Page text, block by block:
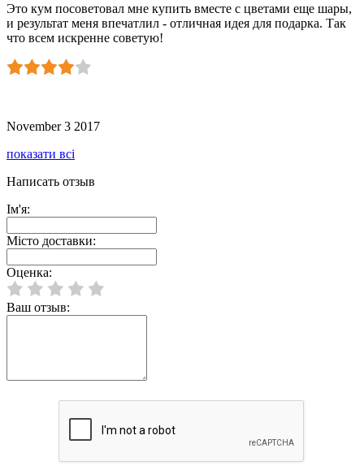
Это кум посоветовал мне купить вместе с цветами еще шары,
и результат меня впечатлил - отличная идея для подарка. Так
что всем искренне советую!
November 3 2017
показати всі
Написать отзыв
Ім'я:
Місто доставки:
Оценка:
Ваш отзыв: